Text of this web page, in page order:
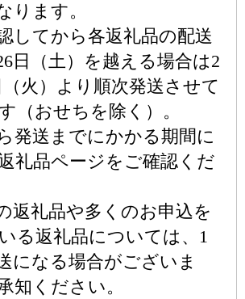
ります。
してから各返礼品の配送
日（土）を越える場合は2
（火）より順次発送させて
（おせちを除く）。
発送までにかかる期間に
礼品ページをご確認くだ
返礼品や多くのお申込を
る返礼品については、1
になる場合がございま
知ください。